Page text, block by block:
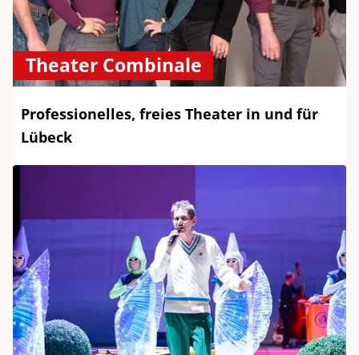
Theater Combinale
Professionelles, freies Theater in und für
Lübeck